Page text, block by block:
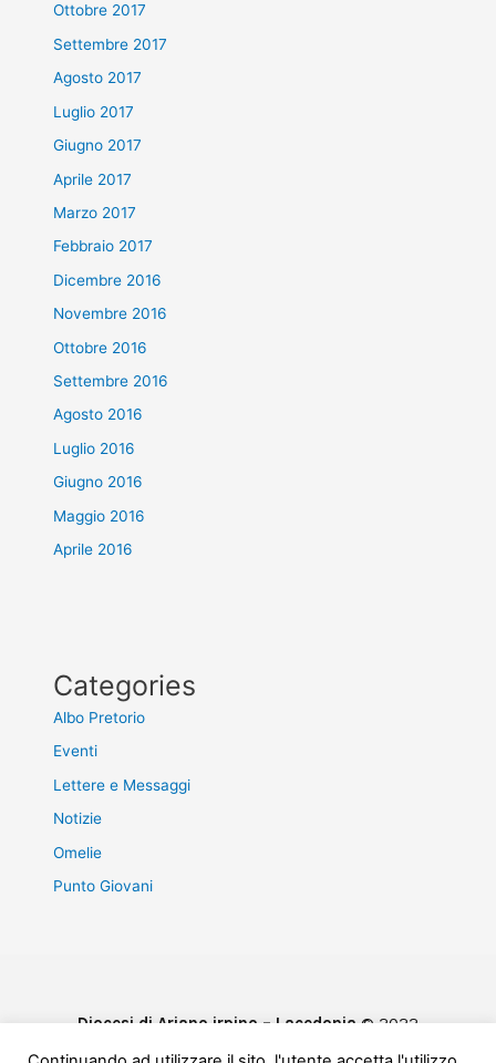
Ottobre 2017
Settembre 2017
Agosto 2017
Luglio 2017
Giugno 2017
Aprile 2017
Marzo 2017
Febbraio 2017
Dicembre 2016
Novembre 2016
Ottobre 2016
Settembre 2016
Agosto 2016
Luglio 2016
Giugno 2016
Maggio 2016
Aprile 2016
Categories
Albo Pretorio
Eventi
Lettere e Messaggi
Notizie
Omelie
Punto Giovani
Diocesi di Ariano irpino – Lacedonia © 2022
Privacy & Cookie Policy